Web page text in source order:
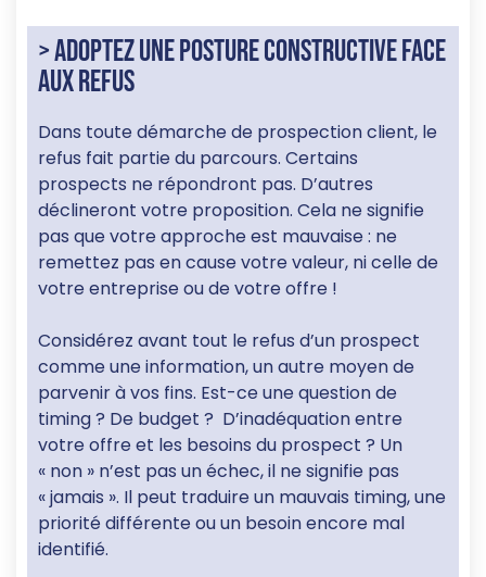
> Adoptez une posture constructive face
aux refus
Dans toute démarche de prospection client, le
refus fait partie du parcours. Certains
prospects ne répondront pas. D’autres
déclineront votre proposition. Cela ne signifie
pas que votre approche est mauvaise : ne
remettez pas en cause votre valeur, ni celle de
votre entreprise ou de votre offre !
Considérez avant tout le refus d’un prospect
comme une information, un autre moyen de
parvenir à vos fins. Est-ce une question de
timing ? De budget ? D’inadéquation entre
votre offre et les besoins du prospect ? Un
« non » n’est pas un échec, il ne signifie pas
« jamais ». Il peut traduire un mauvais timing, une
priorité différente ou un besoin encore mal
identifié.